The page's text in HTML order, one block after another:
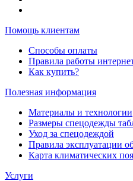
Помощь клиентам
Способы оплаты
Правила работы
Как купить?
Полезная информация
Материалы и технологии
Размеры спецодежды
Уход за спецодеждой
Правила эксплуатации
Карта климатических
Услуги